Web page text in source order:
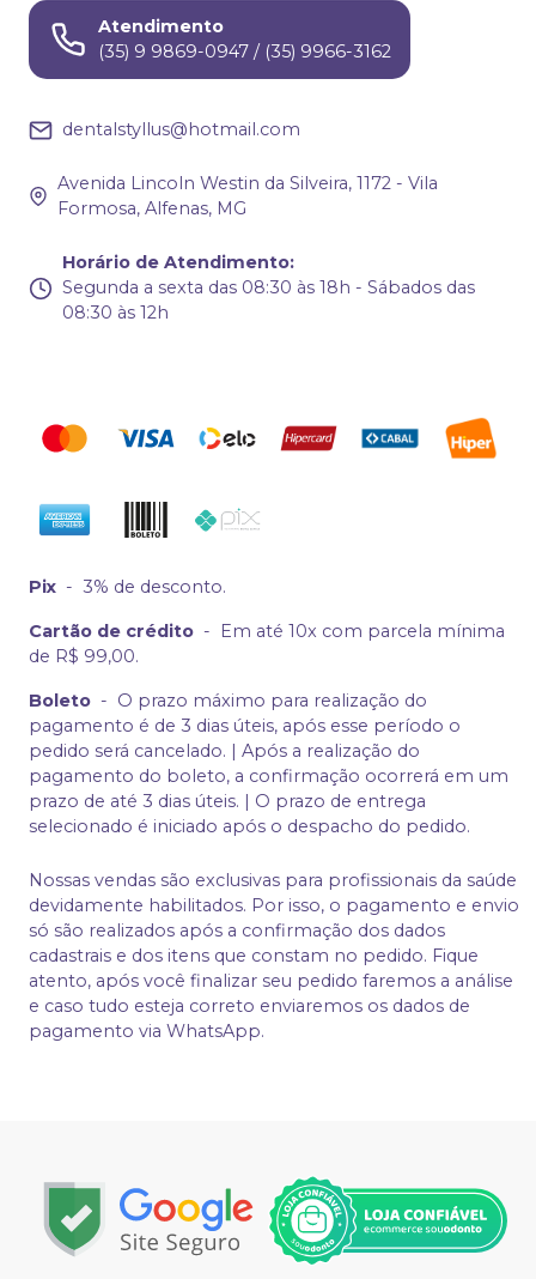
Atendimento
(35) 9 9869-0947 / (35) 9966-3162
dentalstyllus@hotmail.com
Avenida Lincoln Westin da Silveira, 1172 - Vila
Formosa, Alfenas, MG
Horário de Atendimento:
Segunda a sexta das 08:30 às 18h - Sábados das
08:30 às 12h
Pix - 3% de desconto.
Cartão de crédito -
Em até 10x com parcela mínima
de R$ 99,00.
Boleto - O prazo máximo para realização do
pagamento é de 3 dias úteis, após esse período o
pedido será cancelado. | Após a realização do
pagamento do boleto, a confirmação ocorrerá em um
prazo de até 3 dias úteis. | O prazo de entrega
selecionado é iniciado após o despacho do pedido.
Nossas vendas são exclusivas para profissionais da saúde
devidamente habilitados. Por isso, o pagamento e envio
só são realizados após a confirmação dos dados
cadastrais e dos itens que constam no pedido. Fique
atento, após você finalizar seu pedido faremos a análise
e caso tudo esteja correto enviaremos os dados de
pagamento via WhatsApp.